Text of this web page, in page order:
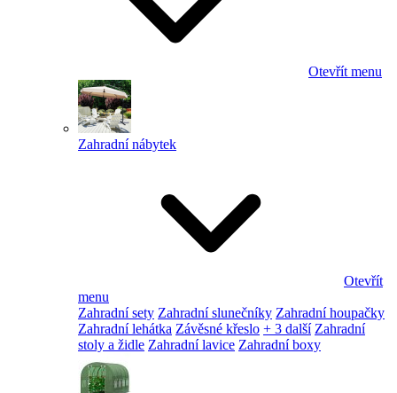
Otevřít menu
Zahradní nábytek
Otevřít
menu
Zahradní sety Zahradní slunečníky Zahradní houpačky
Zahradní lehátka Závěsné křeslo + 3 další Zahradní
stoly a židle Zahradní lavice Zahradní boxy